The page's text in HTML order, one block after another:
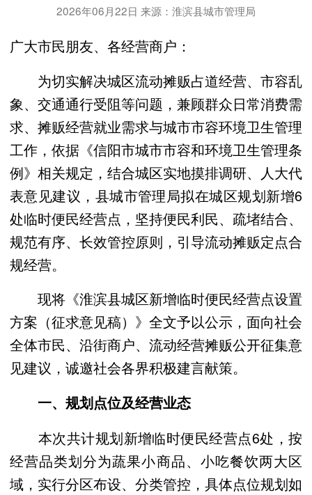
2026年06月22日 来源：淮滨县城市管理局
广大市民朋友、各经营商户：
为切实解决城区流动摊贩占道经营、市容乱
象、交通通行受阻等问题，兼顾群众日常消费需
求、摊贩经营就业需求与城市市容环境卫生管理
工作，依据《信阳市城市市容和环境卫生管理条
例》相关规定，结合城区实地摸排调研、人大代
表意见建议，县城市管理局拟在城区规划新增6
处临时便民经营点，坚持便民利民、疏堵结合、
规范有序、长效管控原则，引导流动摊贩定点合
规经营。
现将《淮滨县城区新增临时便民经营点设置
方案（征求意见稿）》全文予以公示，面向社会
全体市民、沿街商户、流动经营摊贩公开征集意
见建议，诚邀社会各界积极建言献策。
一、规划点位及经营业态
本次共计规划新增临时便民经营点6处，按
经营品类划分为蔬果小商品、小吃餐饮两大区
域，实行分区布设、分类管控，具体点位规划如